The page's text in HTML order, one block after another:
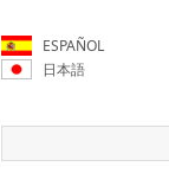
ESPAÑOL
日本語